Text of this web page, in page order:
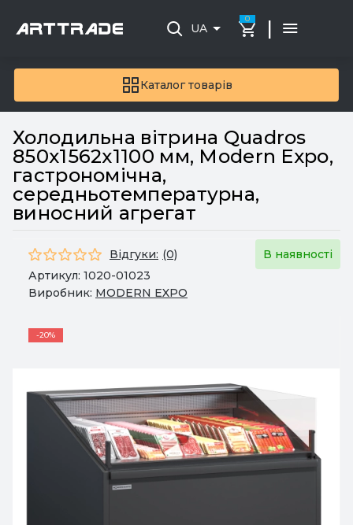
Каталог товарів
UA
0 |
Холодильна вітрина Quadros
850х1562х1100 мм, Modern Expo,
гастрономічна,
середньотемпературна,
виносний агрегат
Відгуки: (0)
В наявності
Артикул: 1020-01023
Виробник: MODERN EXPO
-20%